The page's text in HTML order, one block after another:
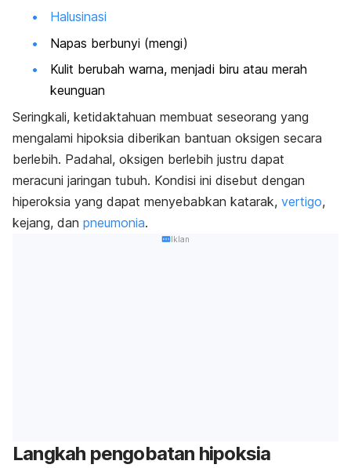
Halusinasi
Napas berbunyi (mengi)
Kulit berubah warna, menjadi biru atau merah
keunguan
Seringkali, ketidaktahuan membuat seseorang yang
mengalami hipoksia diberikan bantuan oksigen secara
berlebih. Padahal, oksigen berlebih justru dapat
meracuni jaringan tubuh. Kondisi ini disebut dengan
hiperoksia yang dapat menyebabkan katarak, vertigo,
kejang, dan pneumonia.
Iklan
Langkah pengobatan hipoksia